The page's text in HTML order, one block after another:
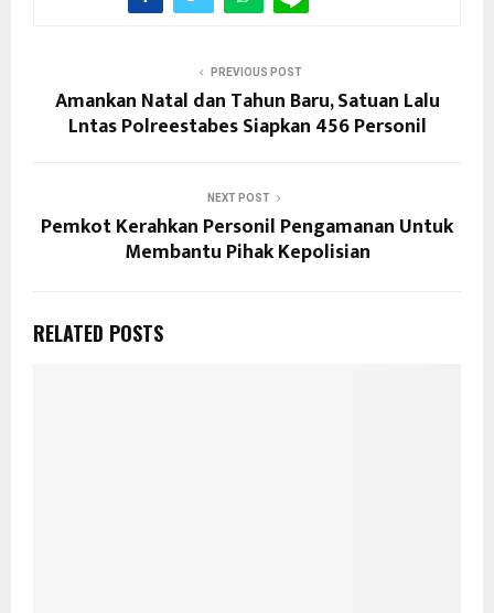
PREVIOUS POST
Amankan Natal dan Tahun Baru, Satuan Lalu
Lntas Polreestabes Siapkan 456 Personil
NEXT POST
Pemkot Kerahkan Personil Pengamanan Untuk
Membantu Pihak Kepolisian
RELATED POSTS